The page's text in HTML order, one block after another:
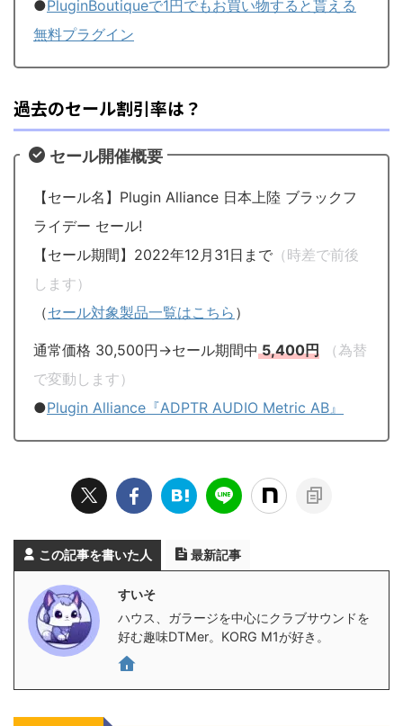
●PluginBoutiqueで1円でもお買い物すると貰える
無料プラグイン
過去のセール割引率は？
セール開催概要
【セール名】Plugin Alliance 日本上陸 ブラックフ
ライデー セール!
【セール期間】2022年12月31日まで （時差で前後
します）
（セール対象製品一覧はこちら ）
通常価格 30,500円→セール期間中5,400円
（為替
で変動します）
●Plugin Alliance『ADPTR AUDIO Metric AB』
この記事を書いた人 最新記事
すいそ
ハウス、ガラージを中心にクラブサウンドを
好む趣味DTMer。KORG M1が好き。